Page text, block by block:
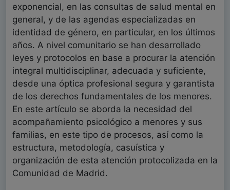
exponencial, en las consultas de salud mental en
general, y de las agendas especializadas en
identidad de género, en particular, en los últimos
años. A nivel comunitario se han desarrollado
leyes y protocolos en base a procurar la atención
integral multidisciplinar, adecuada y suficiente,
desde una óptica profesional segura y garantista
de los derechos fundamentales de los menores.
En este artículo se aborda la necesidad del
acompañamiento psicológico a menores y sus
familias, en este tipo de procesos, así como la
estructura, metodología, casuística y
organización de esta atención protocolizada en la
Comunidad de Madrid.